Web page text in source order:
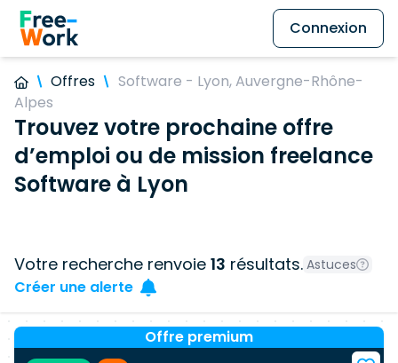
Connexion
Offres
Software - Lyon, Auvergne-Rhône-
Alpes
Trouvez votre prochaine offre
d’emploi ou de mission freelance
Software à Lyon
Votre recherche renvoie 13 résultats. Astuces
Créer une alerte
Offre premium